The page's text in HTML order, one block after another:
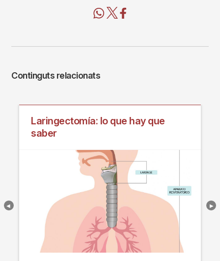
Continguts relacionats
Laringectomía: lo que hay que
saber